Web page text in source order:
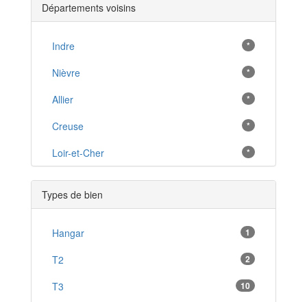
Les Aix-d'Angillon *
Sancoins *
Sancerre *
Dun-sur-Auron *
Le Chatelet *
Châteauneuf-sur-Cher *
Vierzon *
Graçay *
Nérondes *
Argent-sur-Sauldre *
Saint-Doulchard *
Départements voisins
Indre *
Nièvre *
Allier *
Creuse *
Loir-et-Cher *
Types de bien
Hangar 1
T2 2
T3 10